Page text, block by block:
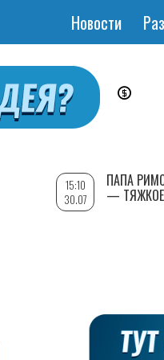
Основная
Новости
15:10
30.07
ПАПА
— ТЯЖКОЕ